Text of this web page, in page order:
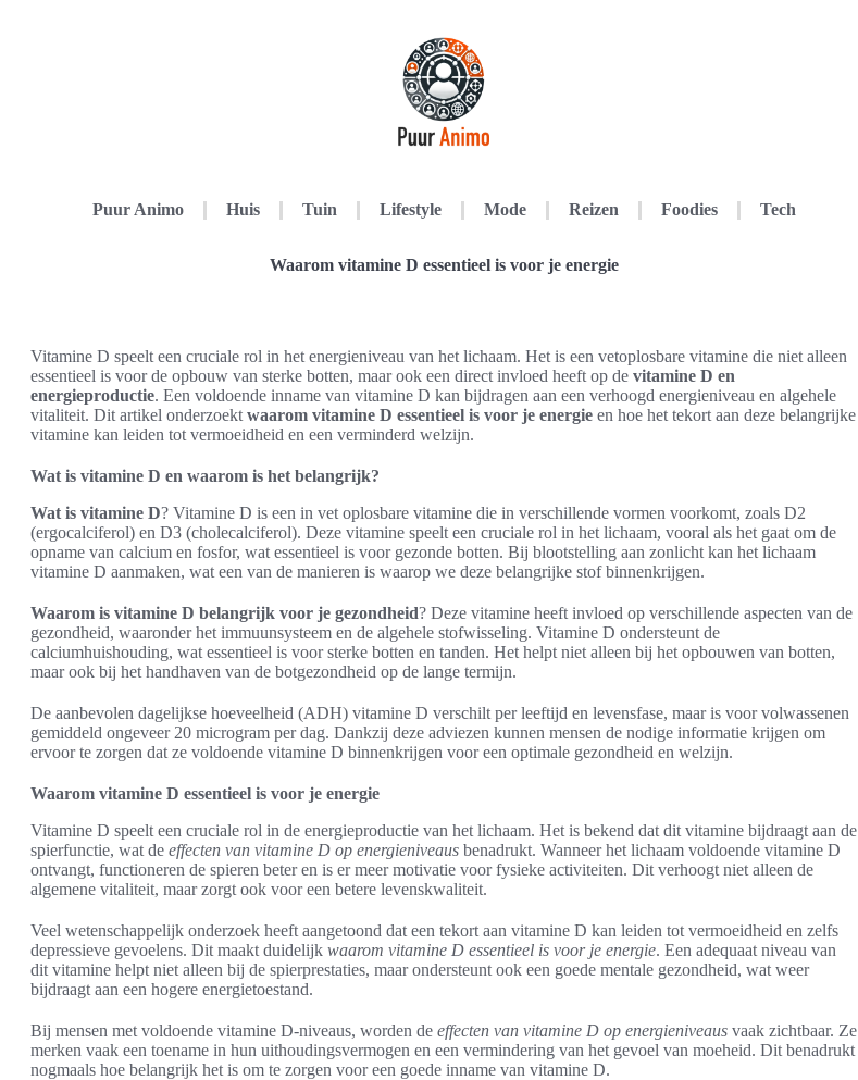
Puur Animo Huis Tuin Lifestyle Mode Reizen Foodies Tech
Waarom vitamine D essentieel is voor je energie
Vitamine D speelt een cruciale rol in het energieniveau van het lichaam. Het is een vetoplosbare vitamine die niet alleen
essentieel is voor de opbouw van sterke botten, maar ook een direct invloed heeft op de vitamine D en
energieproductie. Een voldoende inname van vitamine D kan bijdragen aan een verhoogd energieniveau en algehele
vitaliteit. Dit artikel onderzoekt waarom vitamine D essentieel is voor je energie en hoe het tekort aan deze belangrijke
vitamine kan leiden tot vermoeidheid en een verminderd welzijn.
Wat is vitamine D en waarom is het belangrijk?
Wat is vitamine D? Vitamine D is een in vet oplosbare vitamine die in verschillende vormen voorkomt, zoals D2
(ergocalciferol) en D3 (cholecalciferol). Deze vitamine speelt een cruciale rol in het lichaam, vooral als het gaat om de
opname van calcium en fosfor, wat essentieel is voor gezonde botten. Bij blootstelling aan zonlicht kan het lichaam
vitamine D aanmaken, wat een van de manieren is waarop we deze belangrijke stof binnenkrijgen.
Waarom is vitamine D belangrijk voor je gezondheid? Deze vitamine heeft invloed op verschillende aspecten van de
gezondheid, waaronder het immuunsysteem en de algehele stofwisseling. Vitamine D ondersteunt de
calciumhuishouding, wat essentieel is voor sterke botten en tanden. Het helpt niet alleen bij het opbouwen van botten,
maar ook bij het handhaven van de botgezondheid op de lange termijn.
De aanbevolen dagelijkse hoeveelheid (ADH) vitamine D verschilt per leeftijd en levensfase, maar is voor volwassenen
gemiddeld ongeveer 20 microgram per dag. Dankzij deze adviezen kunnen mensen de nodige informatie krijgen om
ervoor te zorgen dat ze voldoende vitamine D binnenkrijgen voor een optimale gezondheid en welzijn.
Waarom vitamine D essentieel is voor je energie
Vitamine D speelt een cruciale rol in de energieproductie van het lichaam. Het is bekend dat dit vitamine bijdraagt aan de
spierfunctie, wat de effecten van vitamine D op energieniveaus benadrukt. Wanneer het lichaam voldoende vitamine D
ontvangt, functioneren de spieren beter en is er meer motivatie voor fysieke activiteiten. Dit verhoogt niet alleen de
algemene vitaliteit, maar zorgt ook voor een betere levenskwaliteit.
Veel wetenschappelijk onderzoek heeft aangetoond dat een tekort aan vitamine D kan leiden tot vermoeidheid en zelfs
depressieve gevoelens. Dit maakt duidelijk waarom vitamine D essentieel is voor je energie. Een adequaat niveau van
dit vitamine helpt niet alleen bij de spierprestaties, maar ondersteunt ook een goede mentale gezondheid, wat weer
bijdraagt aan een hogere energietoestand.
Bij mensen met voldoende vitamine D-niveaus, worden de effecten van vitamine D op energieniveaus vaak zichtbaar. Ze
merken vaak een toename in hun uithoudingsvermogen en een vermindering van het gevoel van moeheid. Dit benadrukt
nogmaals hoe belangrijk het is om te zorgen voor een goede inname van vitamine D.